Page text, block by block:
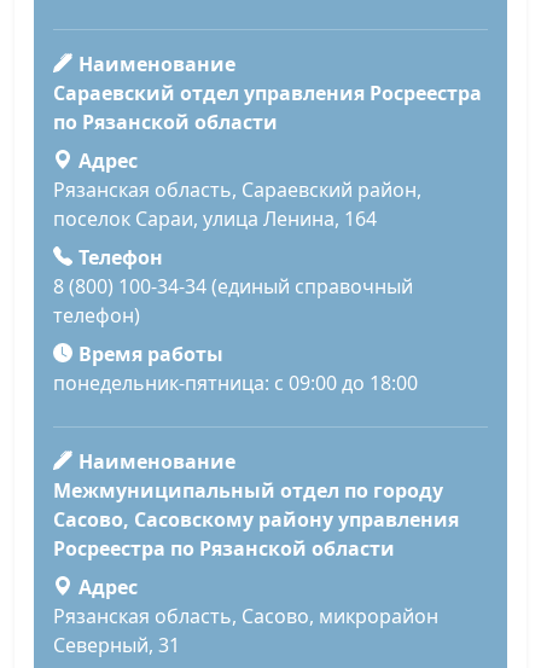
Наименование
Сараевский отдел управления Росреестра
по Рязанской области
Адрес
Рязанская область, Сараевский район,
поселок Сараи, улица Ленина, 164
Телефон
8 (800) 100-34-34 (единый справочный
телефон)
Время работы
понедельник-пятница: с 09:00 до 18:00
Наименование
Межмуниципальный отдел по городу
Сасово, Сасовскому району управления
Росреестра по Рязанской области
Адрес
Рязанская область, Сасово, микрорайон
Северный, 31